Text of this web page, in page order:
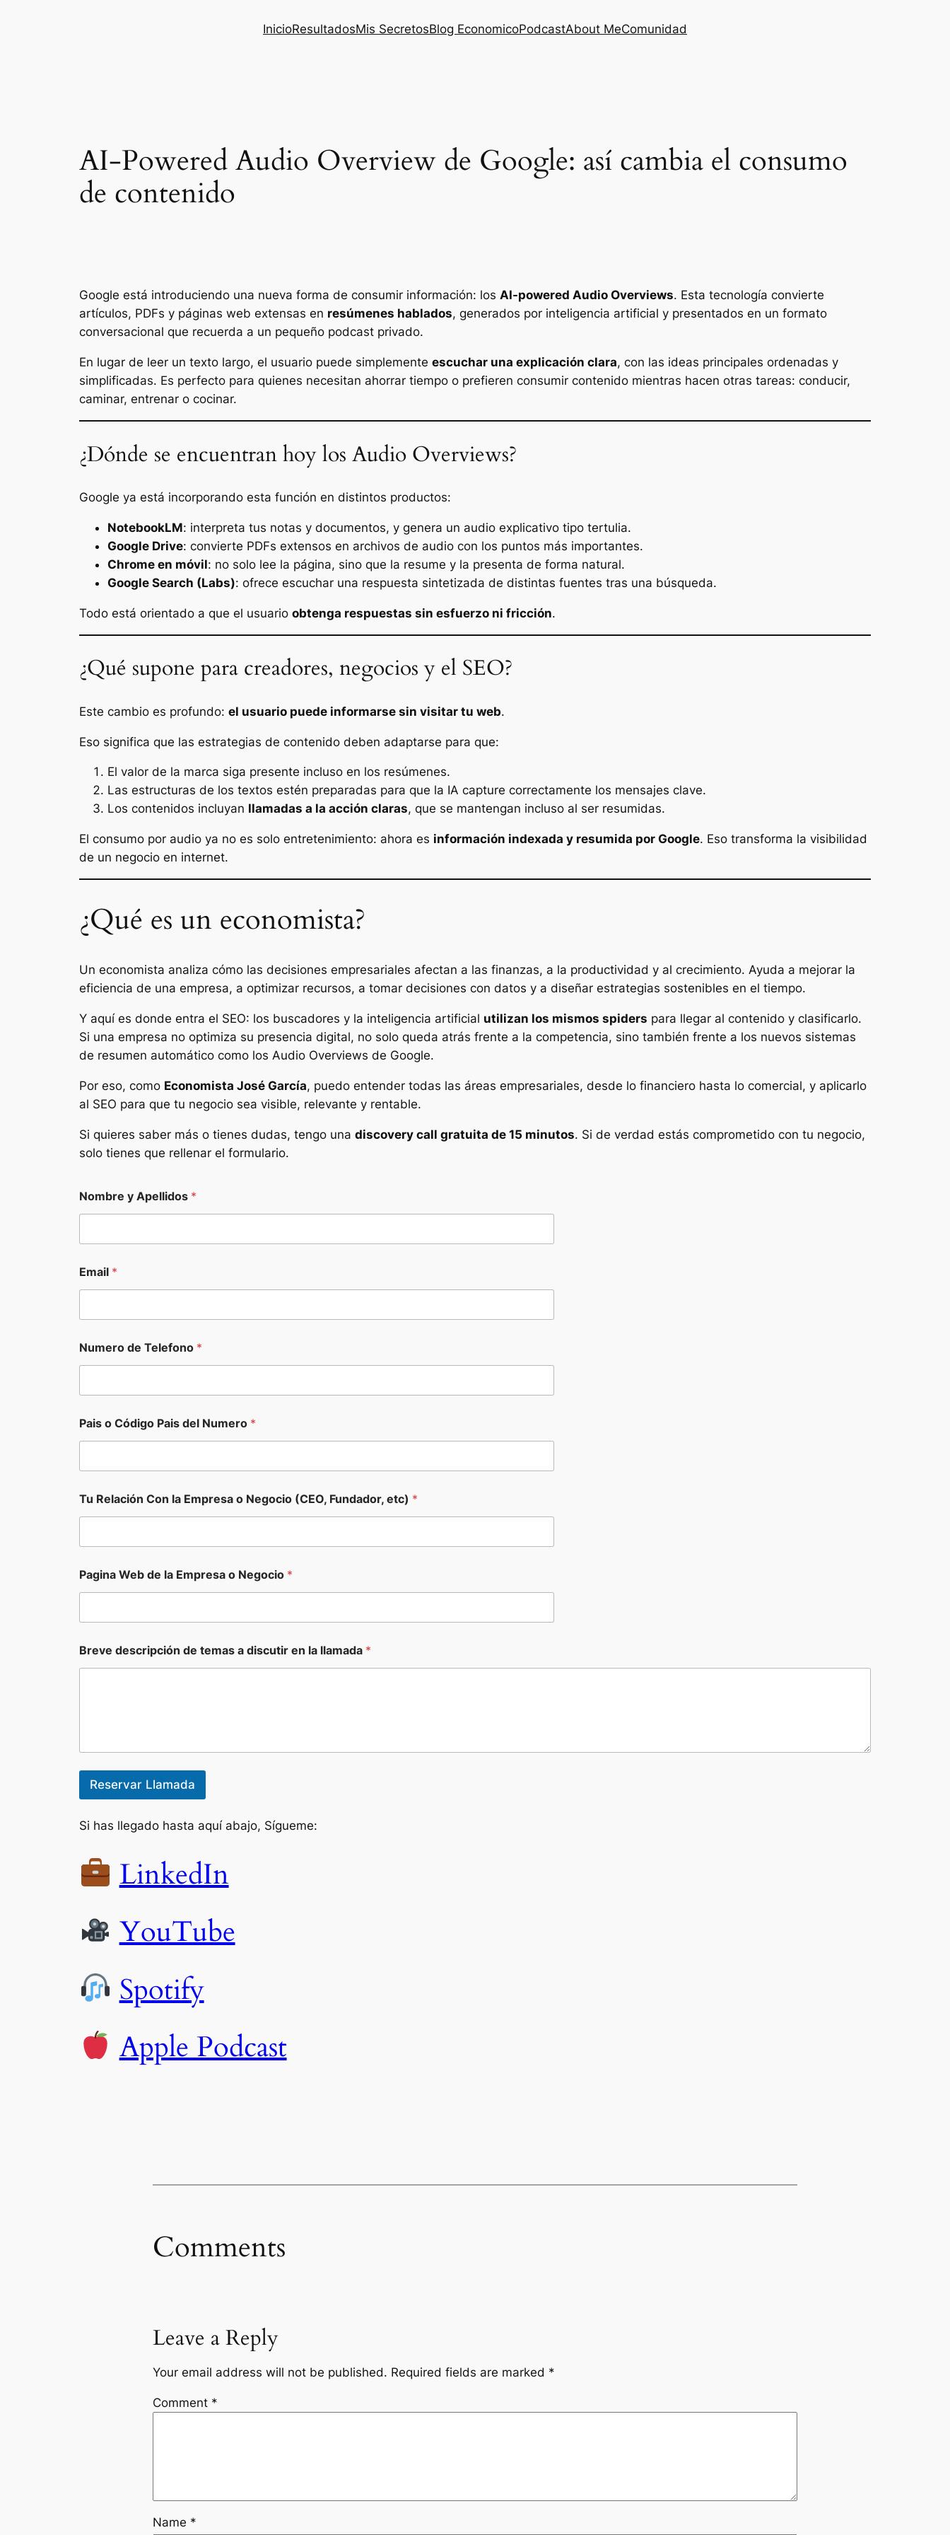
InicioResultadosMis SecretosBlog EconomicoPodcastAbout MeComunidad
AI-Powered Audio Overview de Google: así cambia el consumo
de contenido
Google está introduciendo una nueva forma de consumir información: los AI-powered Audio Overviews. Esta tecnología convierte
artículos, PDFs y páginas web extensas en resúmenes hablados, generados por inteligencia artificial y presentados en un formato
conversacional que recuerda a un pequeño podcast privado.
En lugar de leer un texto largo, el usuario puede simplemente escuchar una explicación clara, con las ideas principales ordenadas y
simplificadas. Es perfecto para quienes necesitan ahorrar tiempo o prefieren consumir contenido mientras hacen otras tareas: conducir,
caminar, entrenar o cocinar.
¿Dónde se encuentran hoy los Audio Overviews?
Google ya está incorporando esta función en distintos productos:
NotebookLM: interpreta tus notas y documentos, y genera un audio explicativo tipo tertulia.
Google Drive: convierte PDFs extensos en archivos de audio con los puntos más importantes.
Chrome en móvil: no solo lee la página, sino que la resume y la presenta de forma natural.
Google Search (Labs): ofrece escuchar una respuesta sintetizada de distintas fuentes tras una búsqueda.
Todo está orientado a que el usuario obtenga respuestas sin esfuerzo ni fricción.
¿Qué supone para creadores, negocios y el SEO?
Este cambio es profundo: el usuario puede informarse sin visitar tu web.
Eso significa que las estrategias de contenido deben adaptarse para que:
El valor de la marca siga presente incluso en los resúmenes.
Las estructuras de los textos estén preparadas para que la IA capture correctamente los mensajes clave.
Los contenidos incluyan llamadas a la acción claras, que se mantengan incluso al ser resumidas.
El consumo por audio ya no es solo entretenimiento: ahora es información indexada y resumida por Google. Eso transforma la visibilidad
de un negocio en internet.
¿Qué es un economista?
Un economista analiza cómo las decisiones empresariales afectan a las finanzas, a la productividad y al crecimiento. Ayuda a mejorar la
eficiencia de una empresa, a optimizar recursos, a tomar decisiones con datos y a diseñar estrategias sostenibles en el tiempo.
Y aquí es donde entra el SEO: los buscadores y la inteligencia artificial utilizan los mismos spiders para llegar al contenido y clasificarlo.
Si una empresa no optimiza su presencia digital, no solo queda atrás frente a la competencia, sino también frente a los nuevos sistemas
de resumen automático como los Audio Overviews de Google.
Por eso, como Economista José García, puedo entender todas las áreas empresariales, desde lo financiero hasta lo comercial, y aplicarlo
al SEO para que tu negocio sea visible, relevante y rentable.
Si quieres saber más o tienes dudas, tengo una discovery call gratuita de 15 minutos. Si de verdad estás comprometido con tu negocio,
solo tienes que rellenar el formulario.
Nombre y Apellidos *
Email *
Numero de Telefono *
Pais o Código Pais del Numero *
a
i
a
i
l
e
Tu Relación Con la Empresa o Negocio (CEO, Fundador, etc) *
Pagina Web de la Empresa o Negocio *
Breve descripción de temas a discutir en la llamada *
Reservar Llamada
Si has llegado hasta aquí abajo, Sígueme:
LinkedIn
YouTube
Spotify
Apple Podcast
Comments
Leave a Reply
Your email address will not be published. Required fields are marked *
Comment *
Name *